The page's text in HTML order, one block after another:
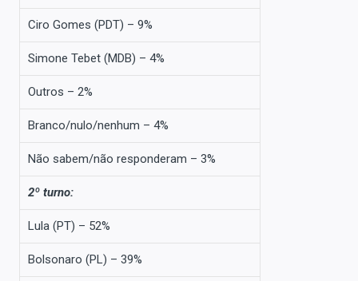
Ciro Gomes (PDT) – 9%
Simone Tebet (MDB) – 4%
Outros – 2%
Branco/nulo/nenhum – 4%
Não sabem/não responderam – 3%
2º turno:
Lula (PT) – 52%
Bolsonaro (PL) – 39%